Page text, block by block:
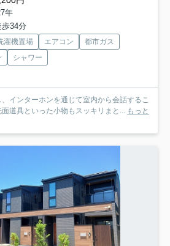
年
34分
濯機置場 エアコン
都市ガス
シャワー
インターホンを通じて室内から会話するこ
道具といった小物もスッキリまと... もっと